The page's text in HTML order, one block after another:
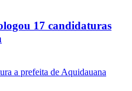
17 candidaturas